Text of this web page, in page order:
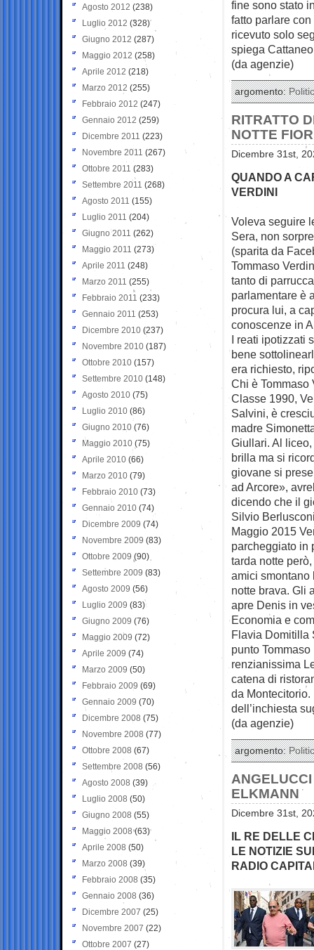
fine sono stato
fatto parlare
ricevuto solo
spiega
(da agenzie)
argomento:
RITRATTO
NOTTE
Dicembre 31st,
QUANDO A
VERDINI
Voleva seguire
Sera, non
(sparita da
Tommaso
tanto di
parlamentare è
procura lui, a
conoscenze in
I reati ipotizzati
bene
era richiesto,
Chi è Tommaso
Classe 1990,
Salvini, è
madre
Giullari. Al
brilla ma si
giovane si
ad Arcore»,
dicendo che il
Silvio
Maggio 2015
parcheggiato in
tarda notte
amici smontano
notte brava. Gli
apre Denis in
Economia e
Flavia Domitilla
punto
renzianissima
catena di
da
dell’inchiesta
(da agenzie)
argomento:
ELKMANN
Dicembre 31st,
IL RE DELLE
LE NOTIZIE
RADIO
Agosto 2012 (238)
Luglio 2012 (328)
Giugno 2012 (287)
Maggio 2012 (258)
Aprile 2012 (218)
Marzo 2012 (255)
Febbraio 2012 (247)
Gennaio 2012 (259)
Dicembre 2011 (223)
Novembre 2011 (267)
Ottobre 2011 (283)
Settembre 2011 (268)
Agosto 2011 (155)
Luglio 2011 (204)
Giugno 2011 (262)
Maggio 2011 (273)
Aprile 2011 (248)
Marzo 2011 (255)
Febbraio 2011 (233)
Gennaio 2011 (253)
Dicembre 2010 (237)
Novembre 2010 (187)
Ottobre 2010 (157)
Settembre 2010 (148)
Agosto 2010 (75)
Luglio 2010 (86)
Giugno 2010 (76)
Maggio 2010 (75)
Aprile 2010 (66)
Marzo 2010 (79)
Febbraio 2010 (73)
Gennaio 2010 (74)
Dicembre 2009 (74)
Novembre 2009 (83)
Ottobre 2009 (90)
Settembre 2009 (83)
Agosto 2009 (56)
Luglio 2009 (83)
Giugno 2009 (76)
Maggio 2009 (72)
Aprile 2009 (74)
Marzo 2009 (50)
Febbraio 2009 (69)
Gennaio 2009 (70)
Dicembre 2008 (75)
Novembre 2008 (77)
Ottobre 2008 (67)
Settembre 2008 (56)
Agosto 2008 (39)
Luglio 2008 (50)
Giugno 2008 (55)
Maggio 2008(63)
Aprile 2008 (50)
Marzo 2008 (39)
Febbraio 2008 (35)
Gennaio 2008 (36)
Dicembre 2007 (25)
Novembre 2007 (22)
Ottobre 2007 (27)